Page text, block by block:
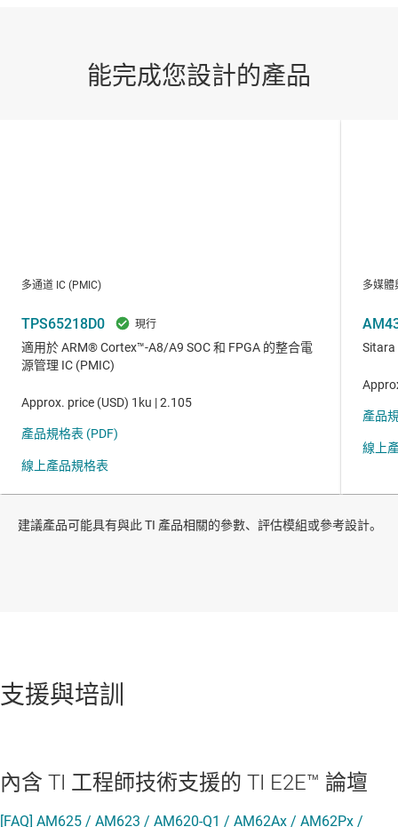
建議產品可能具有與此 TI 產品相關的參數、評估模組或參考設計。
支援與培訓
內含 TI 工程師技術支援的 TI E2E™ 論壇